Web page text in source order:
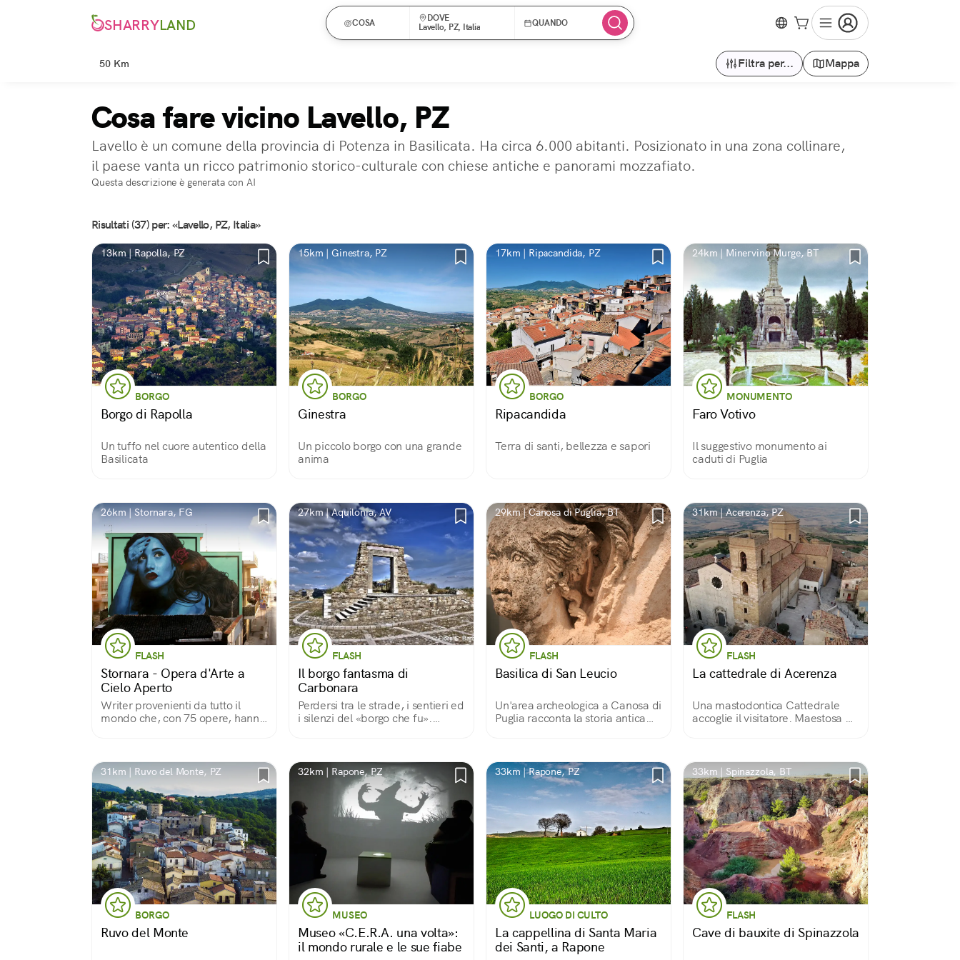
SHARRYLAND COSA
DOVE
Lavello, PZ, Italia
QUANDO
50 Km Filtra per... Mappa
Cosa fare vicino Lavello, PZ
Lavello è un comune della provincia di Potenza in Basilicata. Ha circa 6.000 abitanti. Posizionato in una zona collinare,
il paese vanta un ricco patrimonio storico-culturale con chiese antiche e panorami mozzafiato.
Questa descrizione è generata con AI
Risultati (37) per: «Lavello, PZ, Italia»
13km | Rapolla, PZ
BORGO
Borgo di Rapolla
Un tuffo nel cuore autentico della
Basilicata
15km | Ginestra, PZ
BORGO
Ginestra
Un piccolo borgo con una grande
anima
17km | Ripacandida, PZ
BORGO
Ripacandida
Terra di santi, bellezza e sapori
24km | Minervino Murge, BT
MONUMENTO
Faro Votivo
Il suggestivo monumento ai
caduti di Puglia
26km | Stornara, FG
FLASH
Stornara - Opera d'Arte a
Cielo Aperto
Writer provenienti da tutto il
mondo che, con 75 opere, hanno
27km | Aquilonia, AV
FLASH
Il borgo fantasma di
Carbonara
Perdersi tra le strade, i sentieri ed
i silenzi del «borgo che fu».
e vale una visita.
29km | Canosa di Puglia, BT
FLASH
Basilica di San Leucio
Un'area archeologica a Canosa di
Puglia racconta la storia antica
divenuto poi basilica
paleocristiana.
31km | Acerenza, PZ
FLASH
La cattedrale di Acerenza
Una mastodontica Cattedrale
accoglie il visitatore. Maestosa e
molte opere d'arte, qualche
indizio c'è.
31km | Ruvo del Monte, PZ
BORGO
Ruvo del Monte
32km | Rapone, PZ
MUSEO
Museo «C.E.R.A. una volta»:
il mondo rurale e le sue fiabe
33km | Rapone, PZ
LUOGO DI CULTO
La cappellina di Santa Maria
dei Santi, a Rapone
33km | Spinazzola, BT
FLASH
Cave di bauxite di Spinazzola